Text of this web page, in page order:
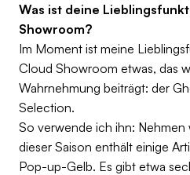
Was ist deine
Showroom?
Im Moment ist meine
Cloud Showroom etwas, das
Wahrnehmung beiträgt: der
Selection.
So verwende ich ihn: Nehmen
dieser Saison enthält einige
Pop-up-Gelb. Es gibt etwa